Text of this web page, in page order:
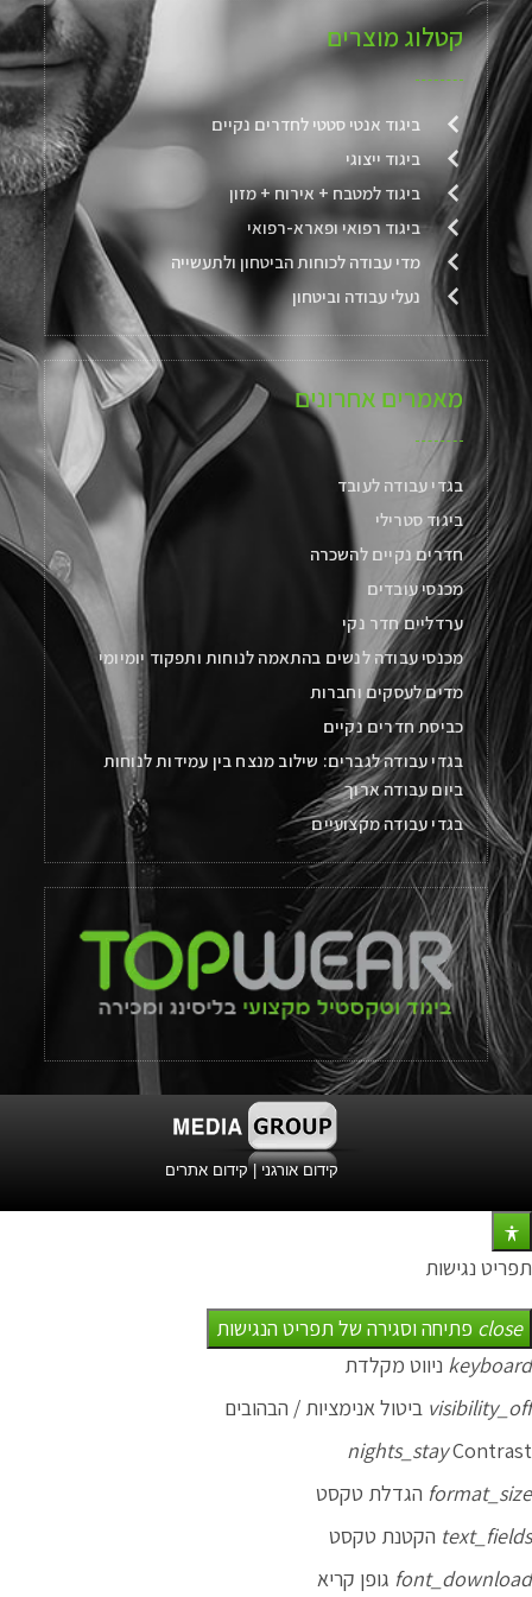
קטלוג מוצרים
ביגוד אנטי סטטי לחדרים נקיים
ביגוד ייצוגי
ביגוד למטבח + אירוח + מזון
ביגוד רפואי ופארא-רפואי
מדי עבודה לכוחות הביטחון ולתעשייה
נעלי עבודה וביטחון
מאמרים אחרונים
בגדי עבודה לעובד
ביגוד סטרילי
חדרים נקיים להשכרה
מכנסי עובדים
ערדליים חדר נקי
מכנסי עבודה לנשים בהתאמה לנוחות ותפקוד יומיומי
מדים לעסקים וחברות
כביסת חדרים נקיים
בגדי עבודה לגברים: שילוב מנצח בין עמידות לנוחות
ביום עבודה ארוך
בגדי עבודה מקצועיים
קידום אורגני|קידום אתרים
תפריט נגישות
close פתיחה וסגירה של תפריט הנגישות
keyboard ניווט מקלדת
visibility_off ביטול אנימציות / הבהובים
nights_stayContrast
format_size הגדלת טקסט
text_fields הקטנת טקסט
font_download גופן קריא